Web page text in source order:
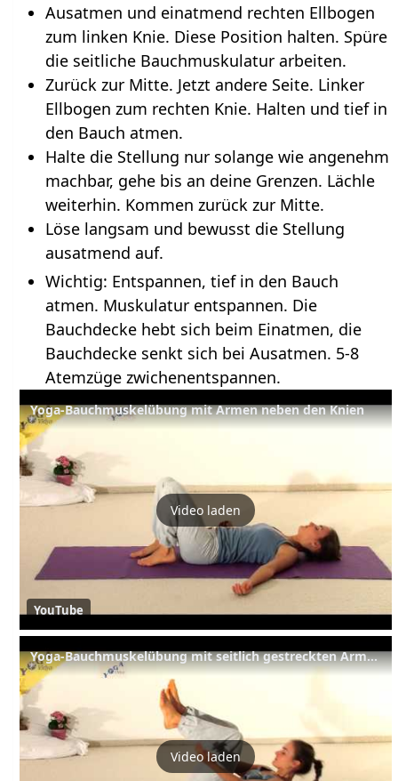
Ausatmen und einatmend rechten Ellbogen
zum linken Knie. Diese Position halten. Spüre
die seitliche Bauchmuskulatur arbeiten.
Zurück zur Mitte. Jetzt andere Seite. Linker
Ellbogen zum rechten Knie. Halten und tief in
den Bauch atmen.
Halte die Stellung nur solange wie angenehm
machbar, gehe bis an deine Grenzen. Lächle
weiterhin. Kommen zurück zur Mitte.
Löse langsam und bewusst die Stellung
ausatmend auf.
Wichtig: Entspannen, tief in den Bauch
atmen. Muskulatur entspannen. Die
Bauchdecke hebt sich beim Einatmen, die
Bauchdecke senkt sich bei Ausatmen. 5-8
Atemzüge zwichenentspannen.
Yoga-Bauchmuskelübung mit Armen neben den Knien
Video laden
YouTube
Yoga-Bauchmuskelübung mit seitlich gestreckten Armen
Video laden